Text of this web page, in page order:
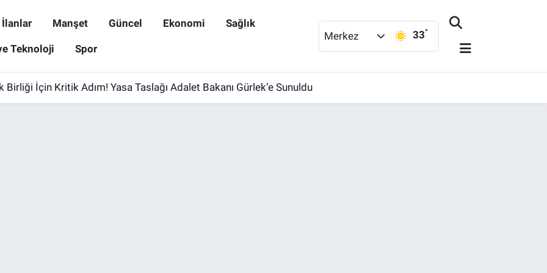
İlanlar Manşet Güncel Ekonomi Sağlık
Teknoloji Spor
Merkez 33°
İçin Kritik Adım! Yasa Taslağı Adalet Bakanı Gürlek’e Sunuldu